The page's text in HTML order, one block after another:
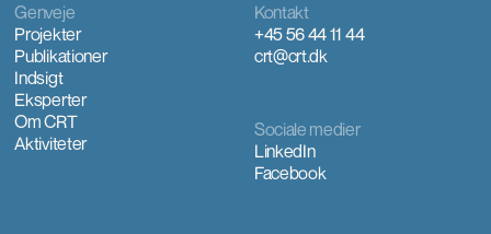
Kontakt
+45 56 44 11 44
crt@crt.dk
Genveje
Projekter
Publikationer
Indsigt
Eksperter
Om CRT
Aktiviteter
Sociale medier
LinkedIn
Facebook